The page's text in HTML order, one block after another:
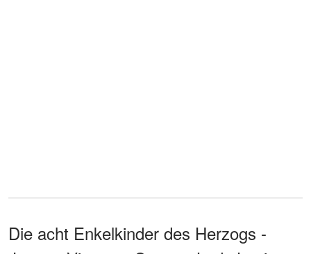
Die acht Enkelkinder des Herzogs -